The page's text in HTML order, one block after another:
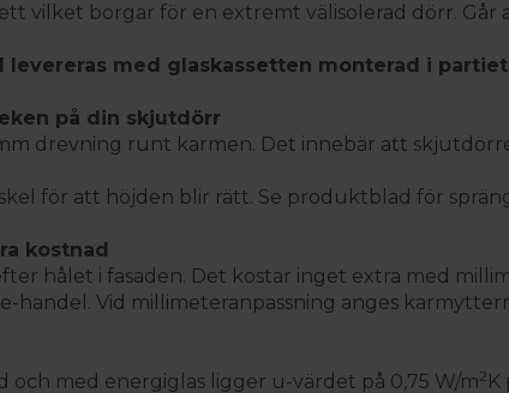
vilket borgar för en extremt välisolerad dörr.
levereras med glaskassetten monterad i
på din skjutdörr
drevning runt karmen. Det innebär att
för att höjden blir rätt. Se produktblad för
kostnad
hålet i fasaden. Det kostar inget extra med
handel. Vid millimeteranpassning anges
och med energiglas ligger u-värdet på 0,75 W/m2 K